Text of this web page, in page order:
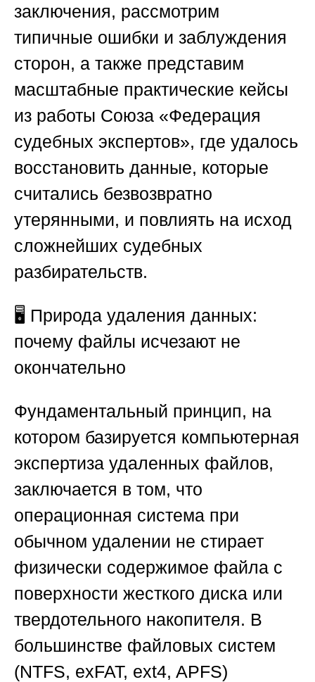
заключения, рассмотрим
типичные ошибки и заблуждения
сторон, а также представим
масштабные практические кейсы
из работы Союза «Федерация
судебных экспертов», где удалось
восстановить данные, которые
считались безвозвратно
утерянными, и повлиять на исход
сложнейших судебных
разбирательств.
🖥️ Природа удаления данных:
почему файлы исчезают не
окончательно
Фундаментальный принцип, на
котором базируется компьютерная
экспертиза удаленных файлов,
заключается в том, что
операционная система при
обычном удалении не стирает
физически содержимое файла с
поверхности жесткого диска или
твердотельного накопителя. В
большинстве файловых систем
(NTFS, exFAT, ext4, APFS)